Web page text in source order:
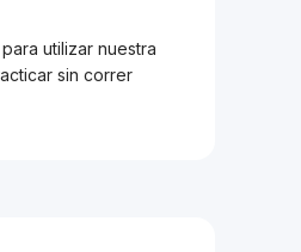
utilizar nuestra
sin correr